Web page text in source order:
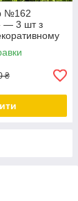
№162
— 3 шт з
Ø45 см
₴